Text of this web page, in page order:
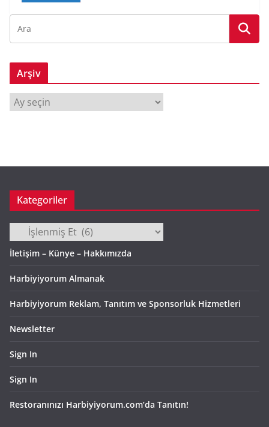
Arşiv
r
Kategoriler
Kategoriler
İletişim – Künye – Hakkımızda
Harbiyiyorum Almanak
Harbiyiyorum Reklam, Tanıtım ve Sponsorluk Hizmetleri
Newsletter
Sign In
Sign In
Restoranınızı Harbiyiyorum.com’da Tanıtın!